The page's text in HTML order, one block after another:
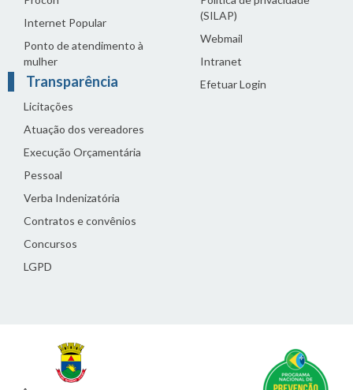
Internet Popular
Ponto de atendimento à
mulher
Transparência
Licitações
Atuação dos vereadores
Execução Orçamentária
Pessoal
Verba Indenizatória
Contratos e convênios
Concursos
LGPD
(SILAP)
Webmail
Intranet
Efetuar Login